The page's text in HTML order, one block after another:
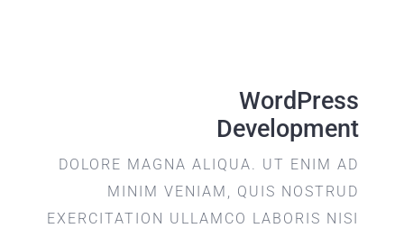
WordPress
Development
DOLORE MAGNA ALIQUA. UT ENIM AD
MINIM VENIAM, QUIS NOSTRUD
EXERCITATION ULLAMCO LABORIS NISI